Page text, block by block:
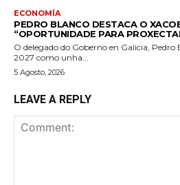
ECONOMÍA
PEDRO BLANCO DESTACA O
“OPORTUNIDADE PARA
O delegado do Goberno en Galicia, Pedro
2027 como unha...
5 Agosto, 2026
LEAVE A REPLY